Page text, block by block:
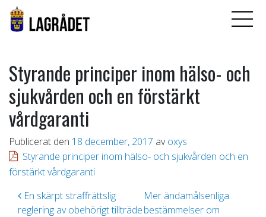
Styrande principer inom hälso- och
sjukvården och en förstärkt
vårdgaranti
Publicerat den 18 december, 2017 av oxys
Styrande principer inom hälso- och sjukvården och en
förstärkt vårdgaranti
Inläggsnavigering
En skärpt straffrättslig
reglering av obehörigt tillträde
Mer ändamålsenliga
bestämmelser om